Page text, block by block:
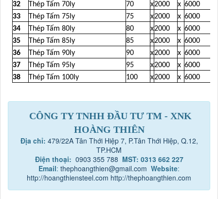
32 Thép Tấm 70ly 70 x2000 x 6000
33
Thép Tấm 75ly 75 x2000 x 6000
34
Thép Tấm 80ly 80 x2000 x 6000
35
Thép Tấm 85ly 85 x2000 x 6000
36
Thép Tấm 90ly 90 x2000 x 6000
37
Thép Tấm 95ly 95 x2000 x 6000
38
Thép Tấm 100ly 100 x2000 x 6000
CÔNG TY TNHH ĐẦU TƯ TM - XNK
HOÀNG THIÊN
Địa chỉ: 479/22A Tân Thới Hiệp 7, P.Tân Thới Hiệp, Q.12,
TP.HCM
Điện thoại: 0903 355 788 MST: 0313 662 227
Email: thephoangthien@gmail.com Website:
http://hoangthiensteel.com http://thephoangthien.com